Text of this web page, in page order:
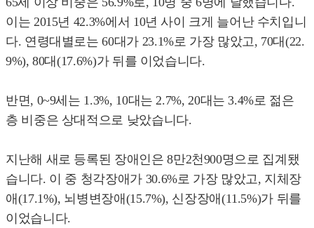
이는 2015년 42.3%에서 10년 사이 크게 늘어난 수치입니
다. 연령대별로는 60대가 23.1%로 가장 많았고, 70대(22.
9%), 80대(17.6%)가 뒤를 이었습니다.
반면, 0~9세는 1.3%, 10대는 2.7%, 20대는 3.4%로 젊은
층 비중은 상대적으로 낮았습니다.
지난해 새로 등록된 장애인은 8만2천900명으로 집계됐
습니다. 이 중 청각장애가 30.6%로 가장 많았고, 지체장
애(17.1%), 뇌병변장애(15.7%), 신장장애(11.5%)가 뒤를
이었습니다.